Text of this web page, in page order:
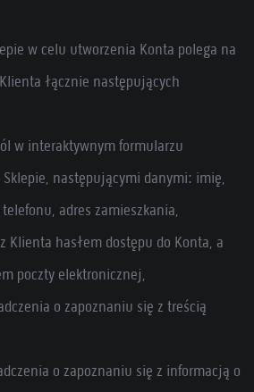
w celu utworzenia Konta polega na
łącznie następujących
w interaktywnym formularzu
następującymi danymi: imię,
adres zamieszkania,
Klienta hasłem dostępu do Konta, a
poczty elektronicznej,
o zapoznaniu się z treścią
o zapoznaniu się z informacją o